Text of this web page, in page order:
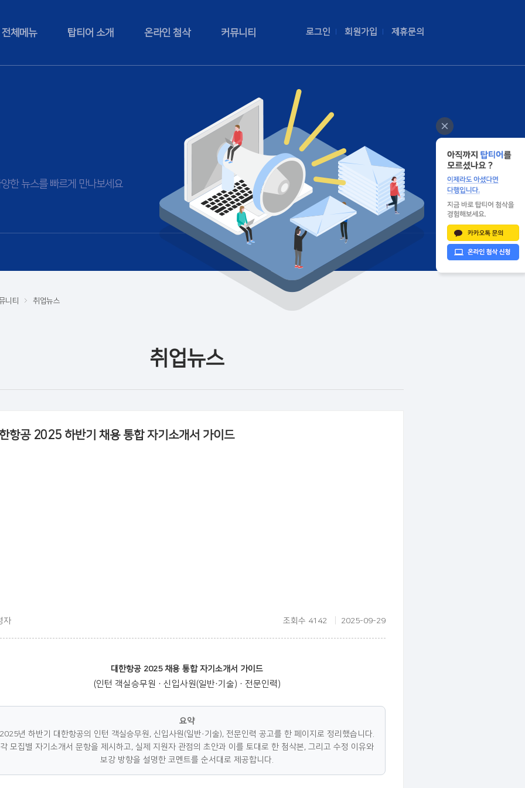
전체메뉴 탑티어 소개 온라인 첨삭 커뮤니티 로그인 회원가입 제휴문의
한 뉴스를 빠르게 만나보세요
니티 취업뉴스
취업뉴스
항공 2025 하반기 채용 통합 자기소개서 가이드
자 조회수 4142 2025-09-29
대한항공 2025 채용 통합 자기소개서 가이드
(인턴 객실승무원 · 신입사원(일반·기술) · 전문인력)
요약
2025년 하반기 대한항공의 인턴 객실승무원, 신입사원(일반·기술), 전문인력 공고를 한 페이지로 정리했습니다.
각 모집별 자기소개서 문항을 제시하고, 실제 지원자 관점의 초안과 이를 토대로 한 첨삭본, 그리고 수정 이유와
보강 방향을 설명한 코멘트를 순서대로 제공합니다.